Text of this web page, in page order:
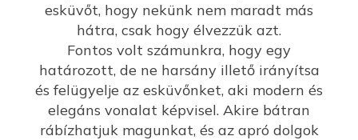
esküvőt, hogy nekünk nem maradt más
hátra, csak hogy élvezzük azt.
Fontos volt számunkra, hogy egy
határozott, de ne harsány illető irányítsa
és felügyelje az esküvőnket, aki modern és
elegáns vonalat képvisel. Akire bátran
rábízhatjuk magunkat, és az apró dolgok